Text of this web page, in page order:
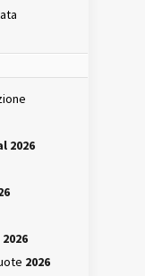
2026
2026